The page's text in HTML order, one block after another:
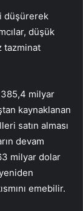
düşürerek
düşük
tazminat
milyar
kaynaklanan
satın alması
devam
milyar dolar
emebilir.